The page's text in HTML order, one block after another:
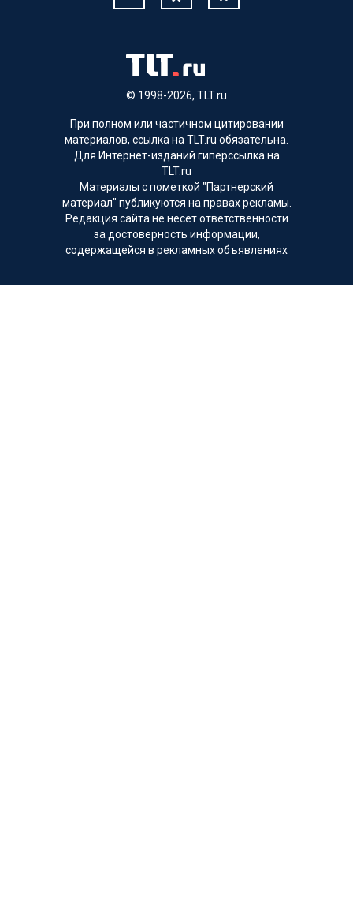
© 1998-2026, TLT.ru
При полном или частичном цитировании
материалов, ссылка на TLT.ru обязательна.
Для Интернет-изданий гиперссылка на
TLT.ru
Материалы с пометкой "Партнерский
материал" публикуются на правах рекламы.
Редакция сайта не несет ответственности
за достоверность информации,
содержащейся в рекламных объявлениях